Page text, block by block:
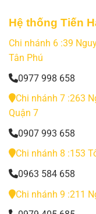
Hệ thống Tiến
Chi nhánh 6 :39
Tân Phú
0977 998 658
Chi nhánh 7 :263
Quận 7
0907 993 658
Chi nhánh 8 :153
0963 584 658
Chi nhánh 9 :211